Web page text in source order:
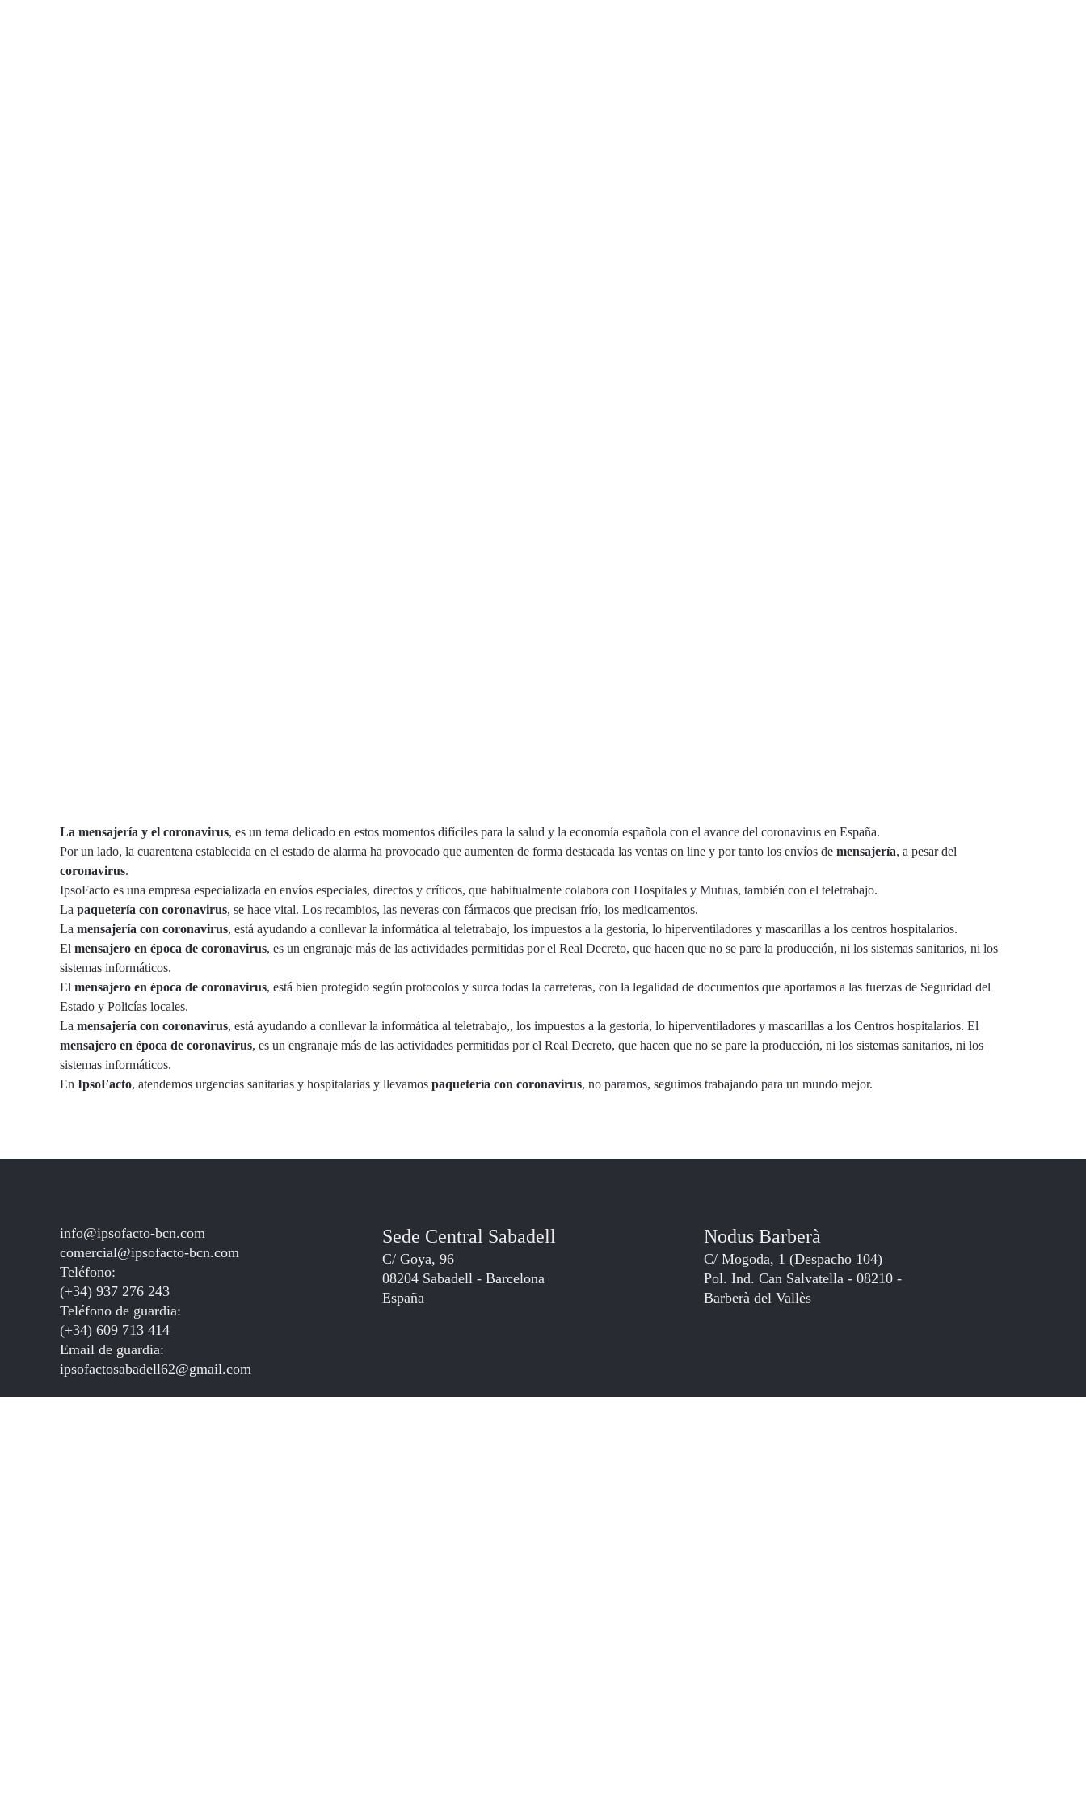
La mensajería y el coronavirus, es un tema delicado en estos momentos difíciles para la salud y la economía española con el avance del coronavirus en España.
Por un lado, la cuarentena establecida en el estado de alarma ha provocado que aumenten de forma destacada las ventas on line y por tanto los envíos de mensajería, a pesar del
coronavirus.
IpsoFacto es una empresa especializada en envíos especiales, directos y críticos, que habitualmente colabora con Hospitales y Mutuas, también con el teletrabajo.
La paquetería con coronavirus, se hace vital. Los recambios, las neveras con fármacos que precisan frío, los medicamentos.
La mensajería con coronavirus, está ayudando a conllevar la informática al teletrabajo, los impuestos a la gestoría, lo hiperventiladores y mascarillas a los centros hospitalarios.
El mensajero en época de coronavirus, es un engranaje más de las actividades permitidas por el Real Decreto, que hacen que no se pare la producción, ni los sistemas sanitarios, ni los
sistemas informáticos.
El mensajero en época de coronavirus, está bien protegido según protocolos y surca todas la carreteras, con la legalidad de documentos que aportamos a las fuerzas de Seguridad del
Estado y Policías locales.
La mensajería con coronavirus, está ayudando a conllevar la informática al teletrabajo,, los impuestos a la gestoría, lo hiperventiladores y mascarillas a los Centros hospitalarios. El
mensajero en época de coronavirus, es un engranaje más de las actividades permitidas por el Real Decreto, que hacen que no se pare la producción, ni los sistemas sanitarios, ni los
sistemas informáticos.
En IpsoFacto, atendemos urgencias sanitarias y hospitalarias y llevamos paquetería con coronavirus, no paramos, seguimos trabajando para un mundo mejor.
info@ipsofacto-bcn.com
comercial@ipsofacto-bcn.com
Teléfono:
(+34) 937 276 243
Teléfono de guardia:
(+34) 609 713 414
Email de guardia:
ipsofactosabadell62@gmail.com
Sede Central Sabadell
C/ Goya, 96
08204 Sabadell - Barcelona
España
Nodus Barberà
C/ Mogoda, 1 (Despacho 104)
Pol. Ind. Can Salvatella - 08210 -
Barberà del Vallès